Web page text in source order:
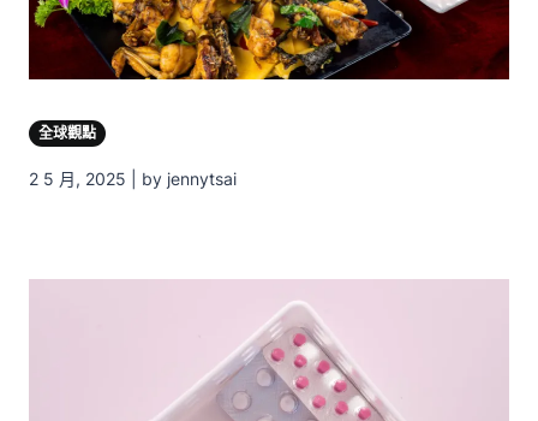
全球觀點
2 5 月, 2025 | by jennytsai